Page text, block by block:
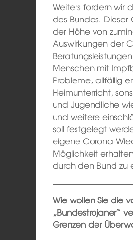
Weiters fordern wir
des Bundes.
der Höhe von
Auswirkungen der
Menschen mit
Probleme, allfällig
Heimunterricht,
und Jugendliche
und weitere
soll festgelegt
eigene Corona-
Möglichkeit
durch den Bund zu
Wie wollen Sie die
„Bundestrojaner“
Grenzen der